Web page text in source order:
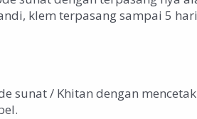
klem terpasang sampai 5
sunat / Khitan dengan